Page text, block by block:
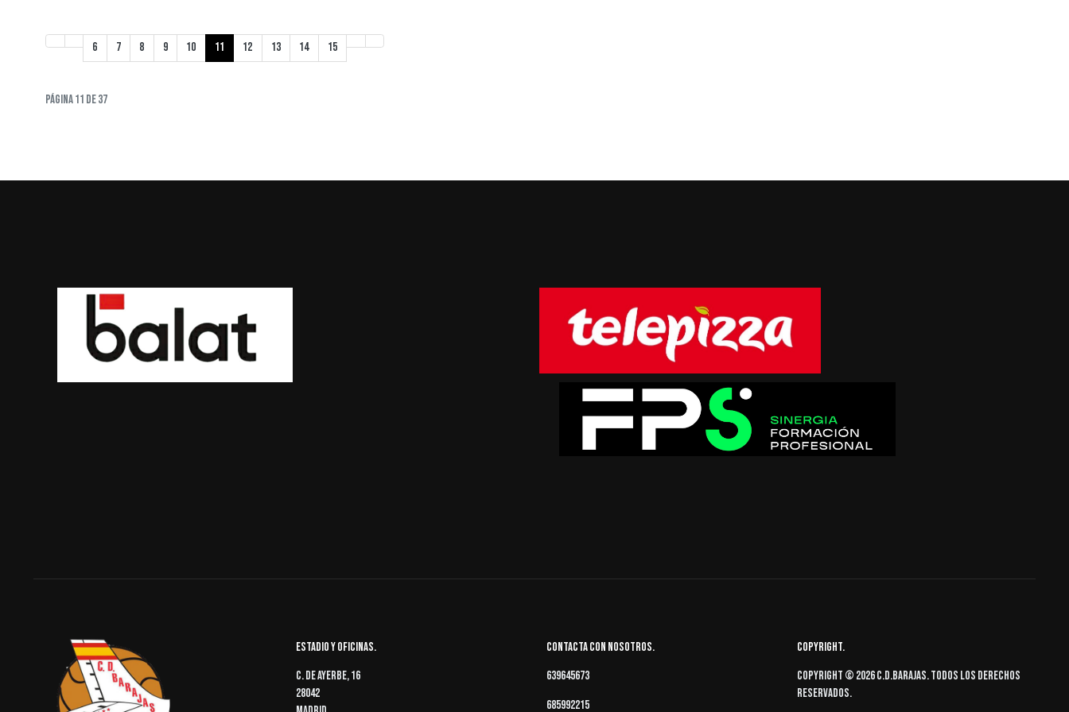
6 7 8 9 10 11 12 13 14 15
Página 11 de 37
Estadio y oficinas
C. de Ayerbe, 16
28042
Contacta con nosotros
639645673
685992215
Copyright
Copyright © 2026 C.D.Barajas. Todos los derechos
reservados.